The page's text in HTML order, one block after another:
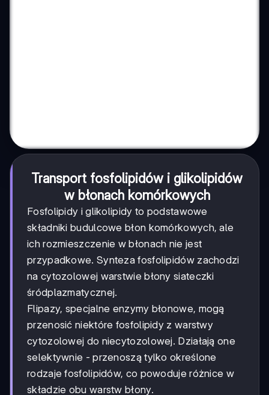
Transport fosfolipidów i glikolipidów
w błonach komórkowych
Fosfolipidy i glikolipidy to podstawowe
składniki budulcowe błon komórkowych, ale
ich rozmieszczenie w błonach nie jest
przypadkowe. Synteza fosfolipidów zachodzi
na cytozolowej warstwie błony siateczki
śródplazmatycznej.
Flipazy, specjalne enzymy błonowe, mogą
przenosić niektóre fosfolipidy z warstwy
cytozolowej do niecytozolowej. Działają one
selektywnie - przenoszą tylko określone
rodzaje fosfolipidów, co powoduje różnice w
składzie obu warstw błony.